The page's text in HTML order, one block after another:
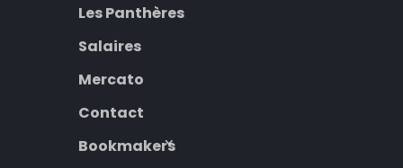
Les Panthères
Salaires
Mercato
Contact
Bookmakers